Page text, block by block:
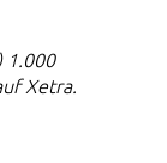
1.000
Xetra.